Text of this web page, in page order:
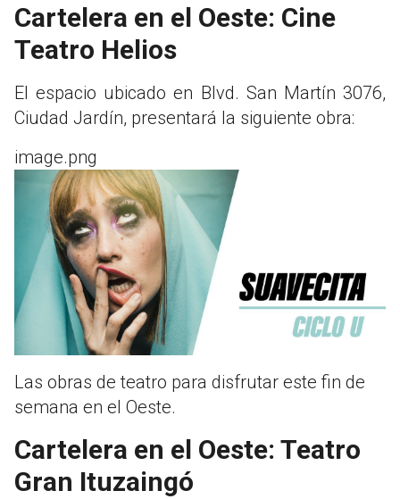
Cartelera en el Oeste: Cine
Teatro Helios
El espacio ubicado en Blvd. San Martín 3076,
Ciudad Jardín, presentará la siguiente obra:
image.png
Las obras de teatro para disfrutar este fin de
semana en el Oeste.
Cartelera en el Oeste: Teatro
Gran Ituzaingó